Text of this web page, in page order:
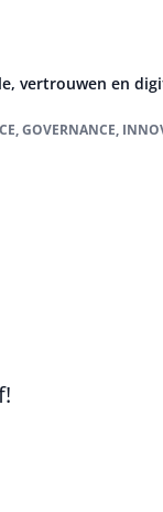
vertrouwen en
GOVERNANCE,